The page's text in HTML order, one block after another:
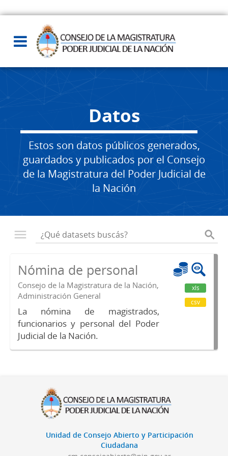
Datos
Estos son datos públicos generados,
guardados y publicados por el Consejo
de la Magistratura del Poder Judicial de
la Nación
Nómina de personal
Consejo de la Magistratura de la Nación,
Administración General
La nómina de magistrados,
funcionarios y personal del Poder
Judicial de la Nación.
xls
csv
Unidad de Consejo Abierto y Participación
Ciudadana